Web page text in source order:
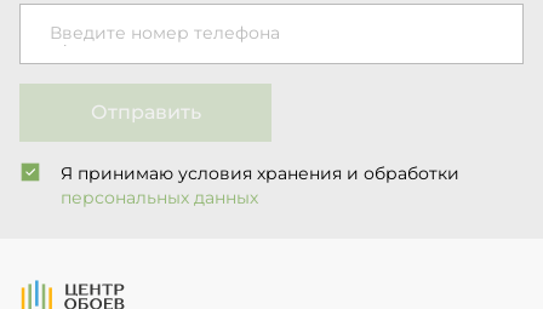
Введите номер телефона
Отправить
Я принимаю условия хранения и обработки
персональных данных
На Главную